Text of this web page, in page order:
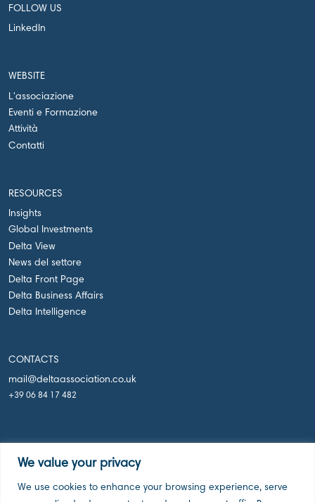
We value your privacy
We use cookies to enhance your browsing experience, serve
FOLLOW US
LinkedIn
WEBSITE
L'associazione
Eventi e Formazione
Attività
Contatti
RESOURCES
Insights
Global Investments
Delta View
News del settore
Delta Front Page
Delta Business Affairs
Delta Intelligence
CONTACTS
mail@deltaassociation.co.uk
+39 06 84 17 482
Delta Holdings Associations, London UK, 2026